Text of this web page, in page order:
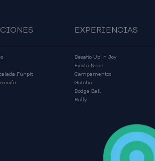
Funpit
EXPERIENCIAS
Desafio Up´n Joy
Fiesta Neon
Campamentos
Gotcha
Dodge Ball
Rally